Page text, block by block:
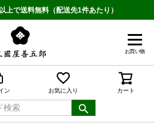
上で送料無料（配送先1件あたり）
お買い物
ン お気に入り カート